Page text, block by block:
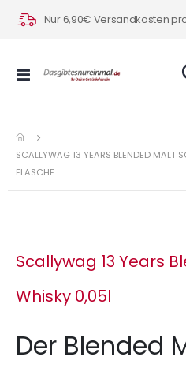
Nur 6,90€ Versandkosten
Navigation
SCALLYWAG 13 YEARS BLENDED
FLASCHE
Scallywag 13 Years
Whisky 0,05l
Der Blended